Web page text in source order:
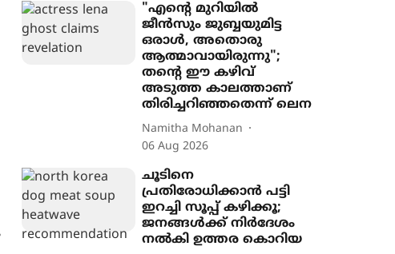
"എന്‍റെ മുറിയിൽ
ജീൻസും ജുബ്ബയുമിട്ട
ഒരാൾ, അതൊരു
ആത്മാവായിരുന്നു";
തന്‍റെ ഈ കഴിവ്
അടുത്ത കാലത്താണ്
തിരിച്ചറിഞ്ഞതെന്ന് ലെന
Namitha Mohanan
06 Aug 2026
ചൂടിനെ
പ്രതിരോധിക്കാൻ പട്ടി
ഇറച്ചി സൂപ്പ് കഴിക്കൂ;
ജനങ്ങൾക്ക് നിർദേശം
നൽകി ഉത്തര കൊറിയ